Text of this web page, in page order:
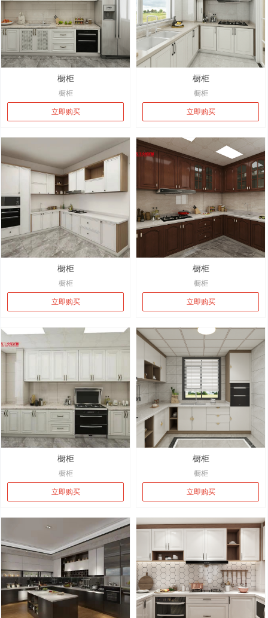
橱柜
橱柜
立即购买
橱柜
橱柜
立即购买
橱柜
橱柜
立即购买
橱柜
橱柜
立即购买
橱柜
橱柜
立即购买
橱柜
橱柜
立即购买